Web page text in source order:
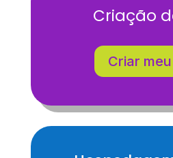
Criação
Criar